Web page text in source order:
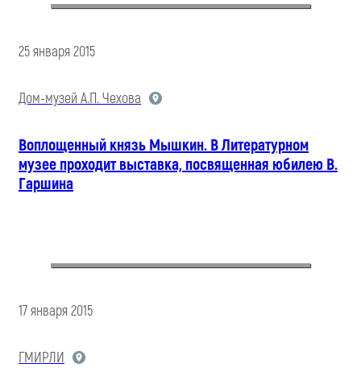
25 января 2015
Дом-музей А.П. Чехова
Воплощенный князь Мышкин. В Литературном
музее проходит выставка, посвященная юбилею В.
Гаршина
17 января 2015
ГМИРЛИ